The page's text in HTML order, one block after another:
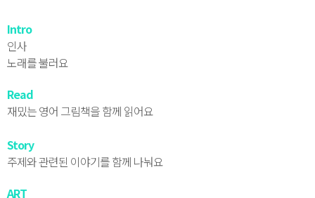
Intro
인사
노래를 불러요
Read
재밌는 영어 그림책을함께 읽어요
Story
주제와 관련된 이야기를 함께 나눠요
ART